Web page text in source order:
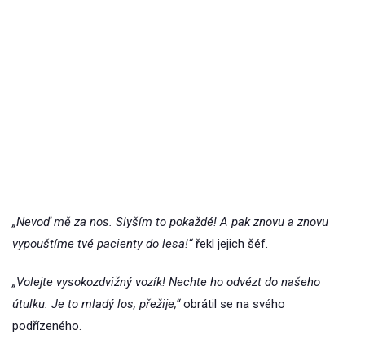
„Nevoď mě za nos. Slyším to pokaždé! A pak znovu a znovu
vypouštíme tvé pacienty do lesa!“řekl jejich šéf.
„Volejte vysokozdvižný vozík! Nechte ho odvézt do našeho
útulku. Je to mladý los, přežije,“obrátil se na svého
podřízeného.